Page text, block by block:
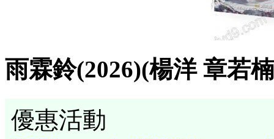
雨霖鈴(2026)(楊洋 章若
優惠活動